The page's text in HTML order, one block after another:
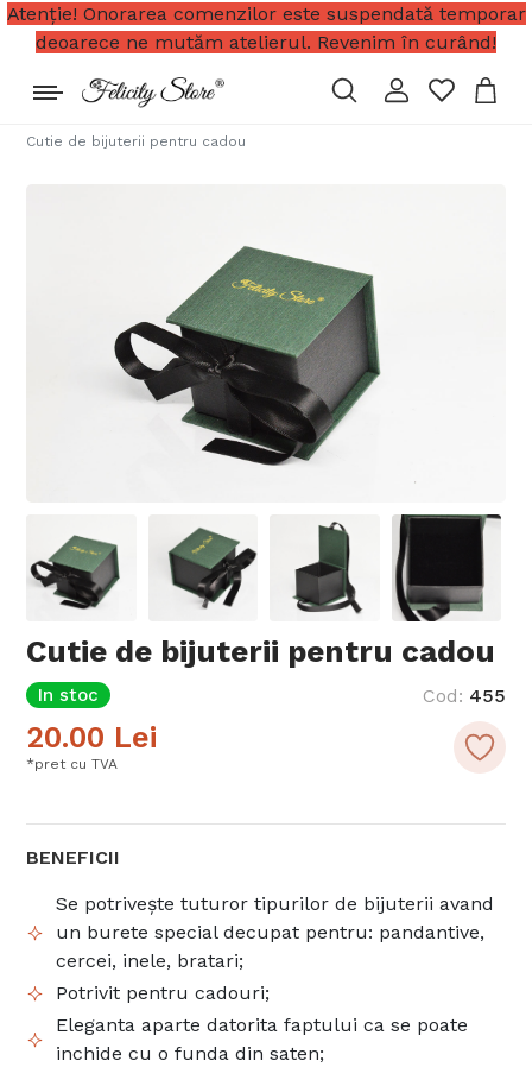
Atenție! Onorarea comenzilor este suspendată temporar
deoarece ne mutăm atelierul. Revenim în curând!
Cutie de bijuterii pentru cadou
Cutie de bijuterii pentru cadou
In stoc Cod: 455
20.00 Lei
*pret cu TVA
BENEFICII
Se potrivește tuturor tipurilor de bijuterii avand
un burete special decupat pentru: pandantive,
cercei, inele, bratari;
Potrivit pentru cadouri;
Eleganta aparte datorita faptului ca se poate
inchide cu o funda din saten;